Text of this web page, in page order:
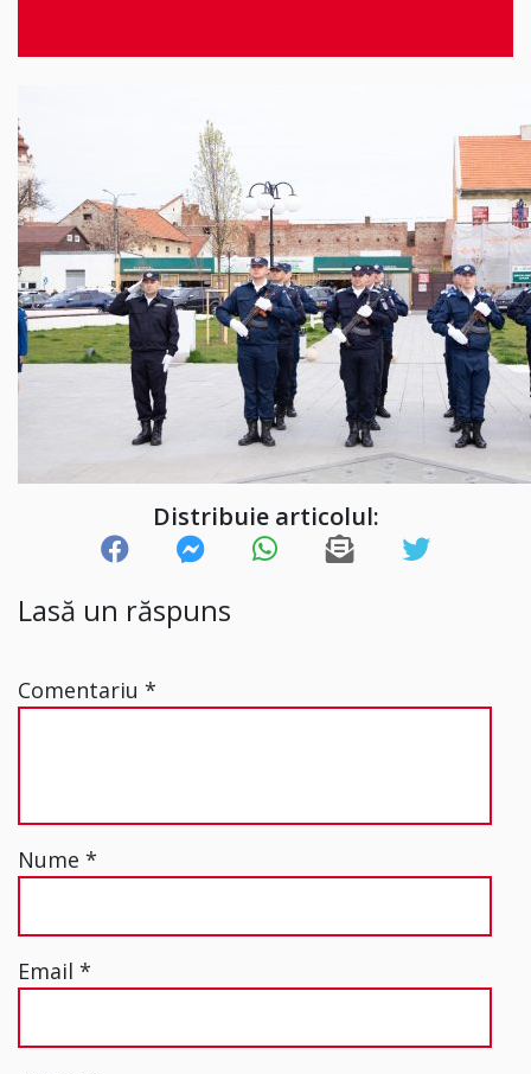
Distribuie articolul:
Lasă un răspuns
Comentariu *
Nume *
Email *